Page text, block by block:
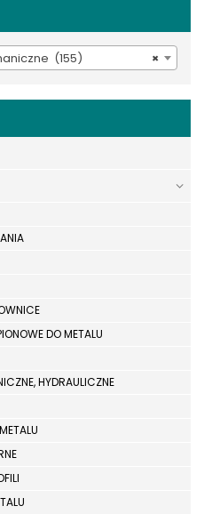
×
(155)
DO METALU
HYDRAULICZNE